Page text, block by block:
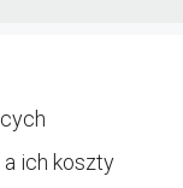
a ich koszty